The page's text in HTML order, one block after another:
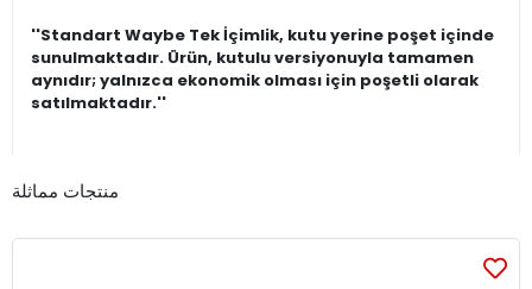
''Standart Waybe Tek İçimlik, kutu yerine poşet içinde
sunulmaktadır. Ürün, kutulu versiyonuyla tamamen
aynıdır; yalnızca ekonomik olması için poşetli olarak
satılmaktadır.''
منتجات مماثلة